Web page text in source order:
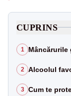
CUPRINS
1 Mâncărurile
2 Alcoolul
3 Cum te